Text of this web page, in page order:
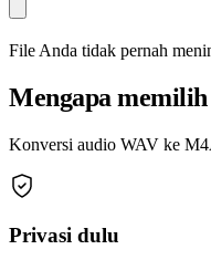
File Anda tidak pernah
Mengapa
Konversi audio WAV ke
Privasi dulu